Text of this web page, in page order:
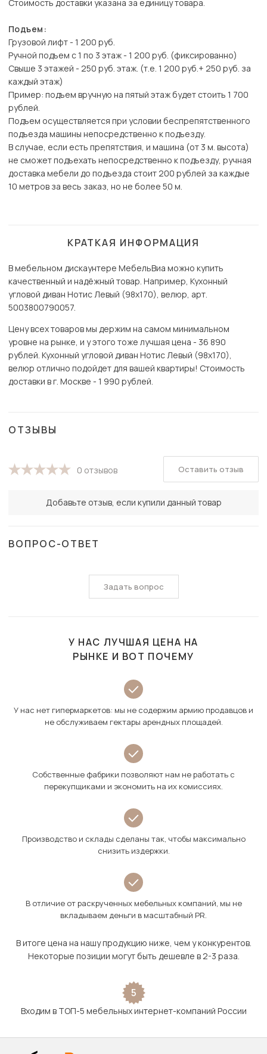
Стоимость доставки указана за единицу товара.
Подъем:
Грузовой лифт - 1 200 руб.
Ручной подъем с 1 по 3 этаж - 1 200 руб. (фиксированно)
Свыше 3 этажей - 250 руб. этаж. (т.е. 1 200 руб.+ 250 руб. за
каждый этаж)
Пример: подъем вручную на пятый этаж будет стоить 1 700
рублей.
Подъем осуществляется при условии беспрепятственного
подъезда машины непосредственно к подъезду.
В случае, если есть препятствия, и машина (от 3 м. высота)
не сможет подъехать непосредственно к подъезду, ручная
доставка мебели до подъезда стоит 200 рублей за каждые
10 метров за весь заказ, но не более 50 м.
КРАТКАЯ ИНФОРМАЦИЯ
В мебельном дискаунтере МебельВиа можно купить
качественный и надёжный товар. Например, Кухонный
угловой диван Нотис Левый (98х170), велюр, арт.
5003800790057.
Цену всех товаров мы держим на самом минимальном
уровне на рынке, и у этого тоже лучшая цена - 36 890
рублей. Кухонный угловой диван Нотис Левый (98х170),
велюр отлично подойдет для вашей квартиры! Стоимость
доставки в г. Москве - 1 990 рублей.
ОТЗЫВЫ
0 отзывов
Добавьте отзыв, если купили данный товар
Оставить отзыв
ВОПРОС-ОТВЕТ
Задать вопрос
У НАС ЛУЧШАЯ ЦЕНА НА
РЫНКЕ И ВОТ ПОЧЕМУ
У нас нет гипермаркетов: мы не содержим армию продавцов и
не обслуживаем гектары арендных площадей.
Собственные фабрики позволяют нам не работать с
перекупщиками и экономить на их комиссиях.
Производство и склады сделаны так, чтобы максимально
снизить издержки.
В отличие от раскрученных мебельных компаний, мы не
вкладываем деньги в масштабный PR.
В итоге цена на нашу продукцию ниже, чем у конкурентов.
Некоторые позиции могут быть дешевле в 2-3 раза.
5
Входим в ТОП-5 мебельных интернет-компаний России